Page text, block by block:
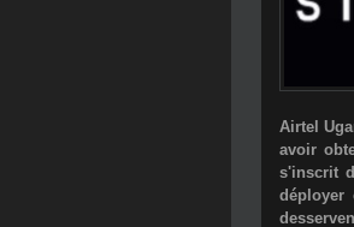
Airtel
avoir
s'inscrit
déployer